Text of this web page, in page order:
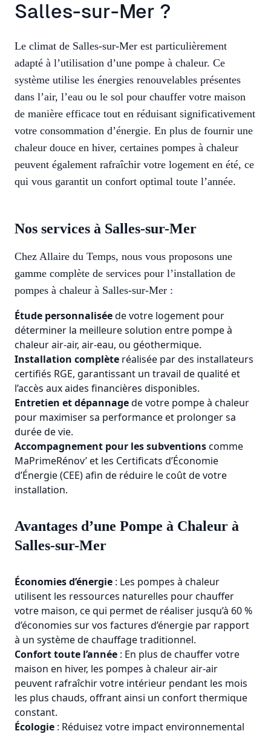
Salles-sur-Mer ?
Le climat de Salles-sur-Mer est particulièrement
adapté à l’utilisation d’une pompe à chaleur. Ce
système utilise les énergies renouvelables présentes
dans l’air, l’eau ou le sol pour chauffer votre maison
de manière efficace tout en réduisant significativement
votre consommation d’énergie. En plus de fournir une
chaleur douce en hiver, certaines pompes à chaleur
peuvent également rafraîchir votre logement en été, ce
qui vous garantit un confort optimal toute l’année.
Nos services à Salles-sur-Mer
Chez Allaire du Temps, nous vous proposons une
gamme complète de services pour l’installation de
pompes à chaleur à Salles-sur-Mer :
Étude personnaliséede votre logement pour
déterminer la meilleure solution entre pompe à
chaleurair-air, air-eau, ou géothermique.
Installation complète réalisée par des installateurs
certifiés RGE, garantissant un travail de qualité et
l’accès aux aides financières disponibles.
Entretien et dépannagede votre pompe à chaleur
pour maximiser sa performance et prolonger sa
durée de vie.
Accompagnement pour les subventionscomme
MaPrimeRénov’ et les Certificats d’Économie
d’Énergie (CEE) afin de réduire le coût de votre
installation.
Avantages d’une Pompe à Chaleur à
Salles-sur-Mer
Économies d’énergie : Les pompes à chaleur
utilisent les ressources naturelles pour chauffer
votre maison, ce qui permet de réaliser jusqu’à 60 %
d’économies sur vos factures d’énergie par rapport
à un système de chauffage traditionnel.
Confort toute l’année : En plus de chauffer votre
maison en hiver, les pompes à chaleur air-air
peuvent rafraîchir votre intérieur pendant les mois
les plus chauds, offrant ainsi un confort thermique
constant.
Écologie : Réduisez votre impact environnemental